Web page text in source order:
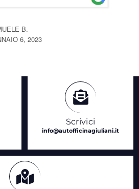
B.
6, 2023
Scrivici
info@autofficinagiuliani.it